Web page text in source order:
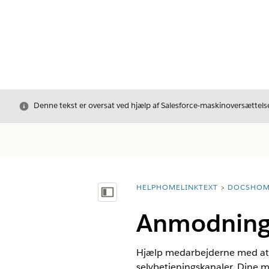
LukDenne tekst er oversat ved hjælp af Salesforce-
Vis indholdsfortegnelse
breadcrumbDescription
HELPHOMELINKTEXT
Hjælp medarbejderne med